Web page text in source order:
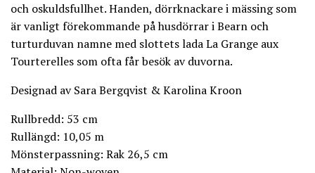
och oskuldsfullhet. Handen, dörrknackare i mässing som
är vanligt förekommande på husdörrar i Bearn och
turturduvan namne med slottets lada La Grange aux
Tourterelles som ofta får besök av duvorna.
Designad av Sara Bergqvist & Karolina Kroon
Rullbredd: 53 cm
Rullängd: 10,05 m
Mönsterpassning: Rak 26,5 cm